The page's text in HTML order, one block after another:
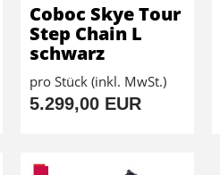
Coboc Skye Tour
Step Chain L
schwarz
pro Stück (inkl. MwSt.)
5.299,00 EUR